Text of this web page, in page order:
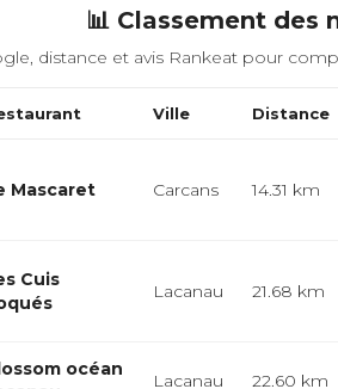
📊 Classement des
distance et avis Rankeat pour
Ville Distance
Mascaret Carcans 14.31 km
Cuis
Lacanau 21.68 km
océan
Lacanau 22.60 km